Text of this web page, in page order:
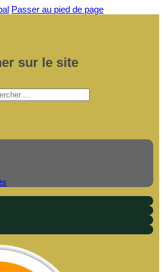
Passer au pied de page
sur le site